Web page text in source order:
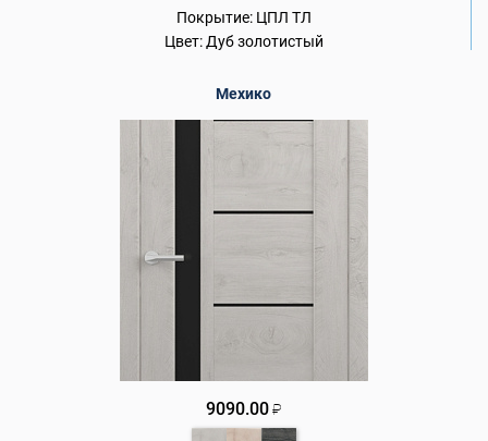
Покрытие: ЦПЛ ТЛ
Цвет: Дуб золотистый
Мехико
9090.00 ₽